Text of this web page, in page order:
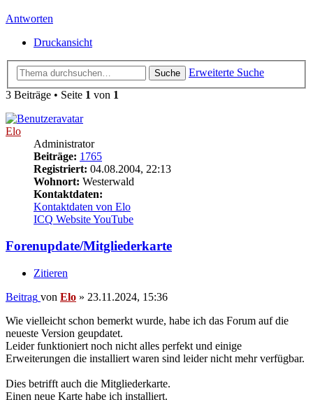
Antworten
Druckansicht
Suche
Erweiterte Suche
3 Beiträge • Seite 1 von 1
Elo
Administrator
Beiträge: 1765
Registriert: 04.08.2004, 22:13
Wohnort: Westerwald
Kontaktdaten:
Kontaktdaten von Elo
ICQ WebsiteYouTube
Forenupdate/Mitgliederkarte
Zitieren
Beitrag von Elo » 23.11.2024, 15:36
Wie vielleicht schon bemerkt wurde, habe ich das Forum auf die
neueste Version geupdatet.
Leider funktioniert noch nicht alles perfekt und einige
Erweiterungen die installiert waren sind leider nicht mehr verfügbar.
Dies betrifft auch die Mitgliederkarte.
Einen neue Karte habe ich installiert.